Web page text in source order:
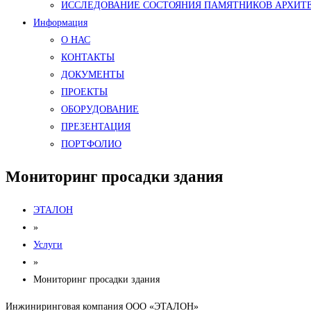
ИССЛЕДОВАНИЕ СОСТОЯНИЯ ПАМЯТНИКОВ
Информация
О НАС
КОНТАКТЫ
ДОКУМЕНТЫ
ПРОЕКТЫ
ОБОРУДОВАНИЕ
ПРЕЗЕНТАЦИЯ
ПОРТФОЛИО
Мониторинг просадки здания
ЭТАЛОН
»
Услуги
»
Мониторинг просадки здания
Инжиниринговая компания ООО «ЭТАЛОН»